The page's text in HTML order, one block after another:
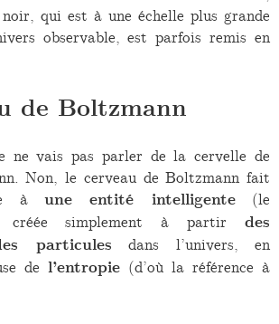
qui est à une échelle plus grande
observable, est parfois remis en
de Boltzmann
ne vais pas parler de la cervelle de
Non, le cerveau de Boltzmann fait
à une entité intelligente(le
simplement à partir des
particules dans l’univers, en
de l’entropie (d’où la référence à